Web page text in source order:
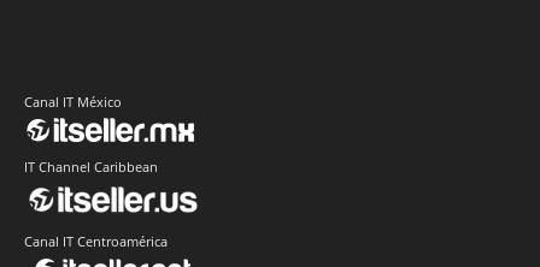
Canal IT México
IT Channel Caribbean
Canal IT Centroamérica